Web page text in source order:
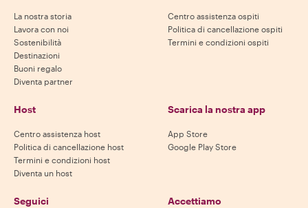
La nostra storia
Lavora con noi
Sostenibilità
Destinazioni
Buoni regalo
Diventa partner
Centro assistenza ospiti
Politica di cancellazione ospiti
Termini e condizioni ospiti
Host
Centro assistenza host
Politica di cancellazione host
Termini e condizioni host
Diventa un host
Scarica la nostra app
App Store
Google Play Store
Seguici Accettiamo